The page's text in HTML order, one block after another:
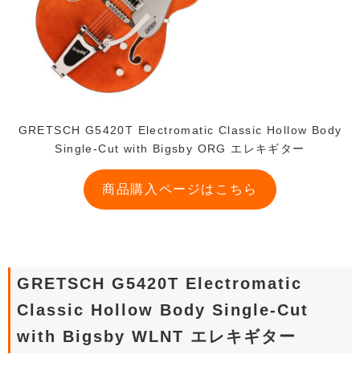
GRETSCH G5420T Electromatic Classic Hollow Body
Single-Cut with Bigsby ORG エレキギター
商品購入ページはこちら
GRETSCH G5420T Electromatic
Classic Hollow Body Single-Cut
with Bigsby WLNT エレキギター